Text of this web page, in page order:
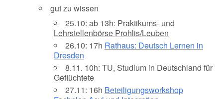
gut zu wissen
25.10: ab 13h: Praktikums- und
Lehrstellenbörse Prohlis/Leuben
26.10: 17h Rathaus: Deutsch Lernen in
Dresden
8.11. 10h: TU, Studium in Deutschland für
Geflüchtete
27.11: 16h Beteiligungsworkshop